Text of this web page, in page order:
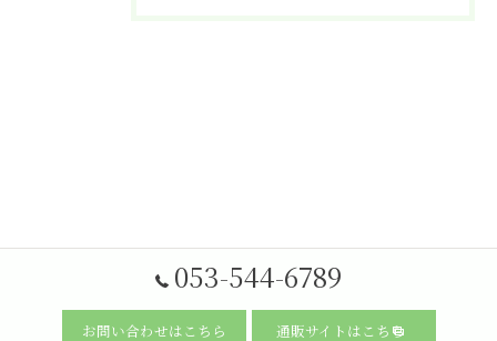
053-544-6789
お問い合わせはこちら 通販サイトはこちら